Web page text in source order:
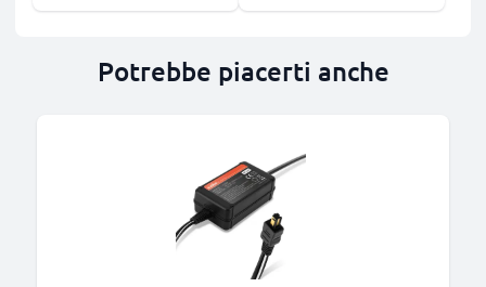
Potrebbe piacerti anche